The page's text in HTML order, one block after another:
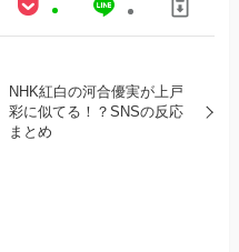
NHK紅白の河合優実が上戸
彩に似てる！？SNSの反応
まとめ